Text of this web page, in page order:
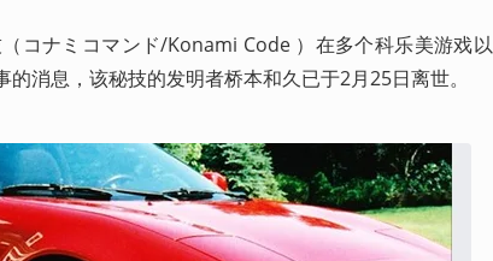
コナミコマンド/Konami Code ）在多个科乐美游戏以
消息，该秘技的发明者桥本和久已于2月25日离世。